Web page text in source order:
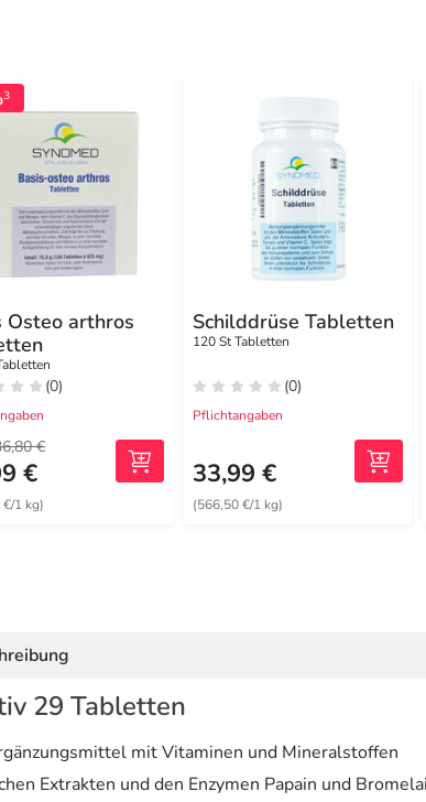
3
Osteo arthros
(0)
€
€
1 kg)
Schilddrüse Tabletten
120 St Tabletten
(0)
Pflichtangaben
33,99 €
(566,50 €/1 kg)
29 Tabletten
mit Vitaminen und Mineralstoffen
Extrakten und den Enzymen Papain und